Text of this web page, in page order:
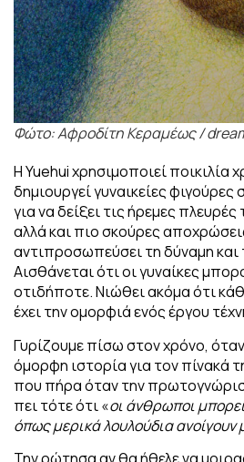
Φώτο: Αφροδίτη Κεραμέως /
Η Yuehui χρησιμοποιεί ποικιλία
δημιουργεί γυναικείες
για να δείξει τις ήρεμες
αλλά και πιο σκούρες
αντιπροσωπεύσει τη δύναμη και
Αισθάνεται ότι οι γυναίκες
οτιδήποτε. Νιώθει ακόμα ότι
έχει την ομορφιά ενός έργου
Γυρίζουμε πίσω στον χρόνο,
όμορφη ιστορία για τον πίνακά
που πήρα όταν την
πει τότε ότι «οι άνθρωποι
όπως μερικά λουλούδια ανοίγουν